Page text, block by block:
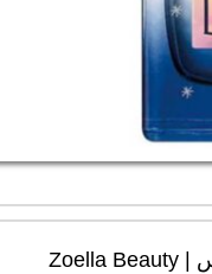
عطر ادکلن زوئلا بیوتی کاسموس | Zoella Beauty